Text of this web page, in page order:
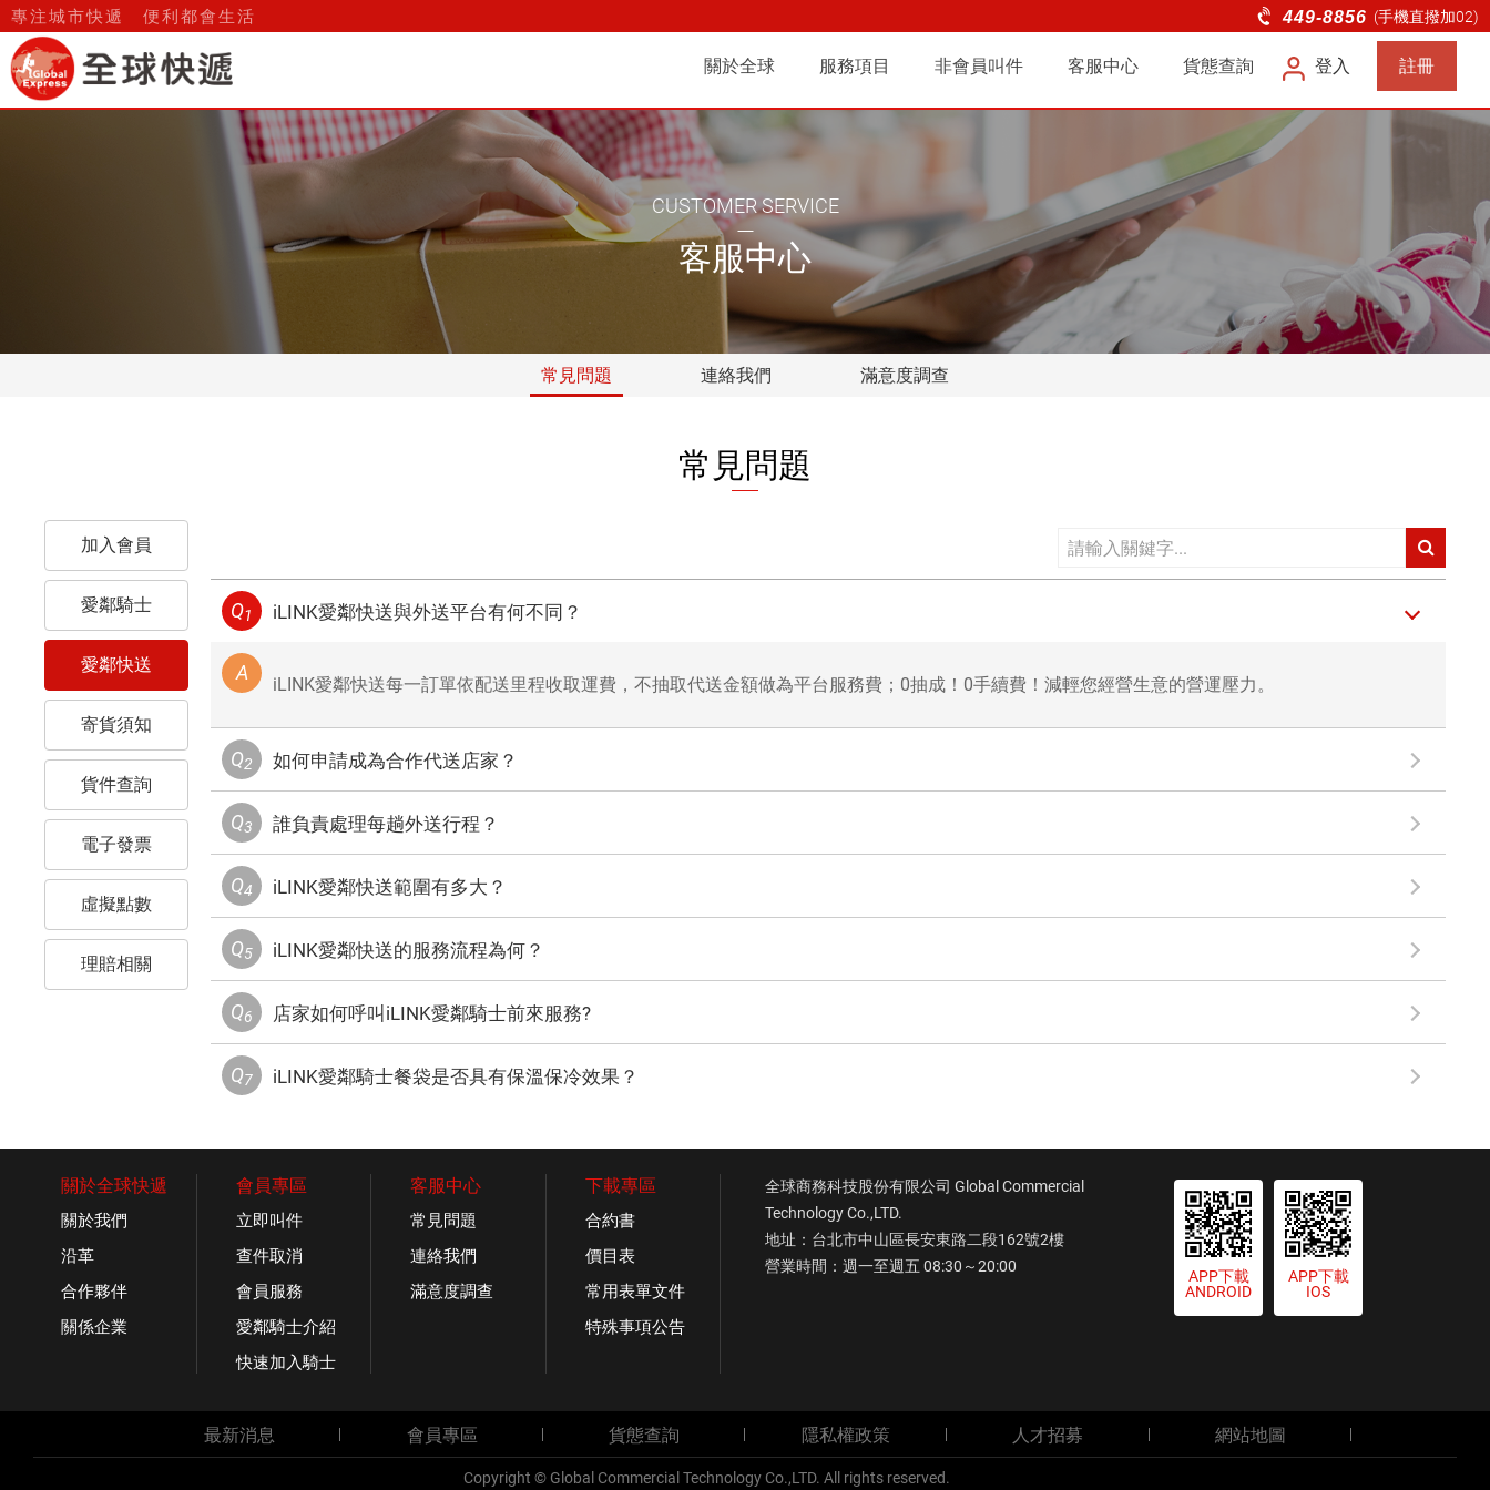
愛鄰快送_常見問題_客服中心 | 全球快遞 | 台北即時快遞、商務快遞、電商物流服務
專注城市快遞 便利都會生活 449-8856 (手機直撥加02)
關於全球
關於我們 沿革 全球人
服務項目
商務快遞 其他服務
非會員叫件 客服中心 貨態查詢 登入 註冊
CUSTOMER SERVICE
客服中心
常見問題 連絡我們 滿意度調查
加入會員
愛鄰騎士
愛鄰快送
寄貨須知
貨件查詢
電子發票
虛擬點數
理賠相關
常見問題
Q1 iLINK愛鄰快送與外送平台有何不同？
A
iLINK愛鄰快送每一訂單依配送里程收取運費，不抽取代送金額做為平台服務費；0抽成！0手續費！減輕您經營生意的營運壓力。
Q2 如何申請成為合作代送店家？
Q3 誰負責處理每趟外送行程？
Q4 iLINK愛鄰快送範圍有多大？
Q5 iLINK愛鄰快送的服務流程為何？
Q6 店家如何呼叫iLINK愛鄰騎士前來服務?
Q7 iLINK愛鄰騎士餐袋是否具有保溫保冷效果？
託運物件不得違反法令規章(含郵政法)或有違公共秩序、善良風俗、具危險性等違禁物品。
關於全球快遞
關於我們
沿革
合作夥伴
關係企業
會員專區
立即叫件
查件取消
會員服務
愛鄰騎士介紹
快速加入騎士
客服中心
常見問題
連絡我們
滿意度調查
下載專區
合約書
價目表
常用表單文件
特殊事項公告
全球商務科技股份有限公司 Global Commercial
Technology Co.,LTD.
地址：台北市中山區長安東路二段162號2樓
營業時間：週一至週五 08:30～20:00
APP下載
ANDROID
APP下載
IOS
最新消息 會員專區 貨態查詢 隱私權政策 人才招募 網站地圖
Copyright © Global Commercial Technology Co.,LTD. All rights reserved.